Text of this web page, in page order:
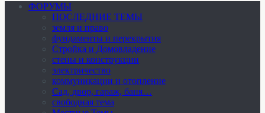
ФОРУМЫ
ПОСЛЕДНИЕ ТЕМЫ
земля и право
фундаменты и перекрытия
Стройка и Домовладение
стены и конструкции
электричество
коммуникации и отопление
Cад, двор, гараж, баня…
свободная тема